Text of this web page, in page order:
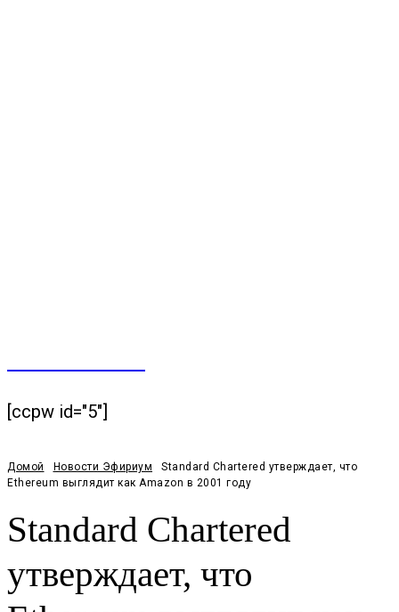
[ccpw id="5"]
Домой Новости Эфириум
Standard Chartered утверждает, что
Ethereum выглядит как Amazon в 2001 году
Standard Chartered
утверждает, что